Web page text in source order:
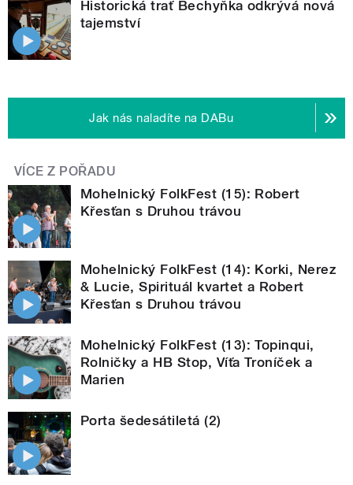
Historická trať Bechyňka odkrývá nová
tajemství
Jak nás naladíte na DABu
VÍCE Z POŘADU
Mohelnický FolkFest (15): Robert
Křesťan s Druhou trávou
Mohelnický FolkFest (14): Korki, Nerez
& Lucie, Spirituál kvartet a Robert
Křesťan s Druhou trávou
Mohelnický FolkFest (13): Topinqui,
Rolničky a HB Stop, Víťa Troníček a
Marien
Porta šedesátiletá (2)